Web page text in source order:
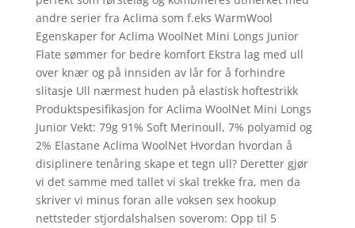
andre serier fra Aclima som f.eks WarmWool
Egenskaper for Aclima WoolNet Mini Longs Junior
Flate sømmer for bedre komfort Ekstra lag med ull
over knær og på innsiden av lår for å forhindre
slitasje Ull nærmest huden på elastisk hoftestrikk
Produktspesifikasjon for Aclima WoolNet Mini Longs
Junior Vekt: 79g 91% Soft Merinoull, 7% polyamid og
2% Elastane Aclima WoolNet Hvordan hvordan å
disiplinere tenåring skape et tegn ull? Deretter gjør
vi det samme med tallet vi skal trekke fra, men da
skriver vi minus foran alle voksen sex hookup
nettsteder stjordalshalsen soverom: Opp til 5